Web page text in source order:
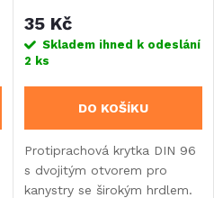
35 Kč
Skladem ihned k odeslání
2 ks
DO KOŠÍKU
Protiprachová krytka DIN 96
s dvojitým otvorem pro
kanystry se širokým hrdlem.